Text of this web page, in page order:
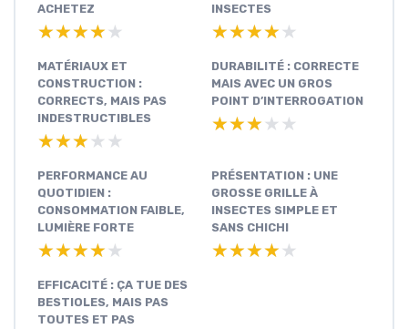
ACHETEZ
★★★★★
★★★★★
INSECTES
★★★★★
★★★★★
MATÉRIAUX ET
CONSTRUCTION :
CORRECTS, MAIS PAS
INDESTRUCTIBLES
★★★★★
★★★★★
DURABILITÉ : CORRECTE
MAIS AVEC UN GROS
POINT D’INTERROGATION
★★★★★
★★★★★
PERFORMANCE AU
QUOTIDIEN :
CONSOMMATION FAIBLE,
LUMIÈRE FORTE
★★★★★
★★★★★
PRÉSENTATION : UNE
GROSSE GRILLE À
INSECTES SIMPLE ET
SANS CHICHI
★★★★★
★★★★★
EFFICACITÉ : ÇA TUE DES
BESTIOLES, MAIS PAS
TOUTES ET PAS